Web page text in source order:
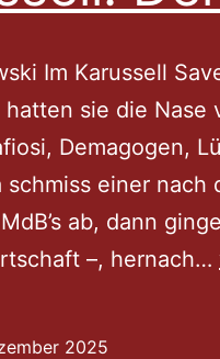
Im Karussell
hatten sie die Nase
Demagogen,
einer nach
ab, dann
–, hernach…
2025